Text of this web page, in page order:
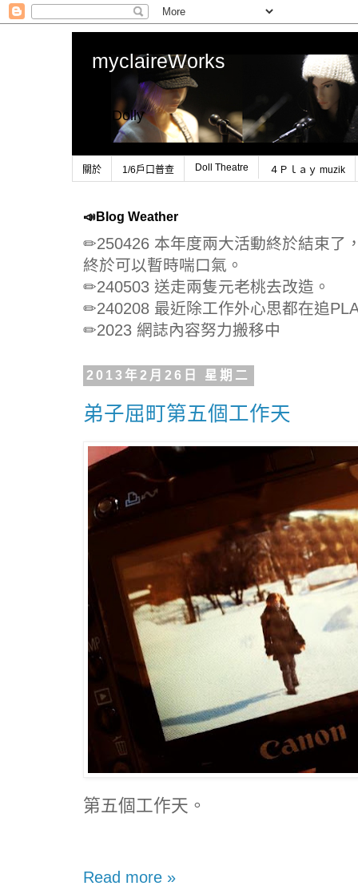
myclaireWorks
1/6 Dolly
關於 1/6戶口普查 Doll Theatre ４Ｐｌａｙ muzik
📣Blog Weather
✏250426 本年度兩大活動終於結束了
終於可以暫時喘口氣。
✏240503 送走兩隻元老桃去改造。
✏240208 最近除工作外心思都在追
✏2023 網誌內容努力搬移中
2013年2月26日 星期二
弟子屈町第五個工作天
第五個工作天。
Read more »